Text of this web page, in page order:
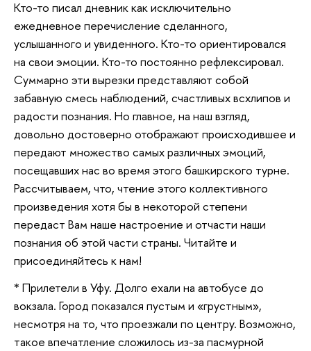
Кто-то писал дневник как исключительно
ежедневное перечисление сделанного,
услышанного и увиденного. Кто-то ориентировался
на свои эмоции. Кто-то постоянно рефлексировал.
Суммарно эти вырезки представляют собой
забавную смесь наблюдений, счастливых всхлипов и
радости познания. Но главное, на наш взгляд,
довольно достоверно отображают происходившее и
передают множество самых различных эмоций,
посещавших нас во время этого башкирского турне.
Рассчитываем, что, чтение этого коллективного
произведения хотя бы в некоторой степени
передаст Вам наше настроение и отчасти наши
познания об этой части страны. Читайте и
присоединяйтесь к нам!
* Прилетели в Уфу. Долго ехали на автобусе до
вокзала. Город показался пустым и «грустным»,
несмотря на то, что проезжали по центру. Возможно,
такое впечатление сложилось из-за пасмурной